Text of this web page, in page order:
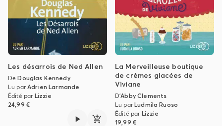
Les désarrois de Ned Allen
DeDouglas Kennedy
Lu parAdrien Larmande
Édité par Lizzie
24,99 €
La Merveilleuse boutique
de crèmes glacées de
Viviane
D'Abby Clements
Lu parLudmila Ruoso
Édité par Lizzie
19,99 €